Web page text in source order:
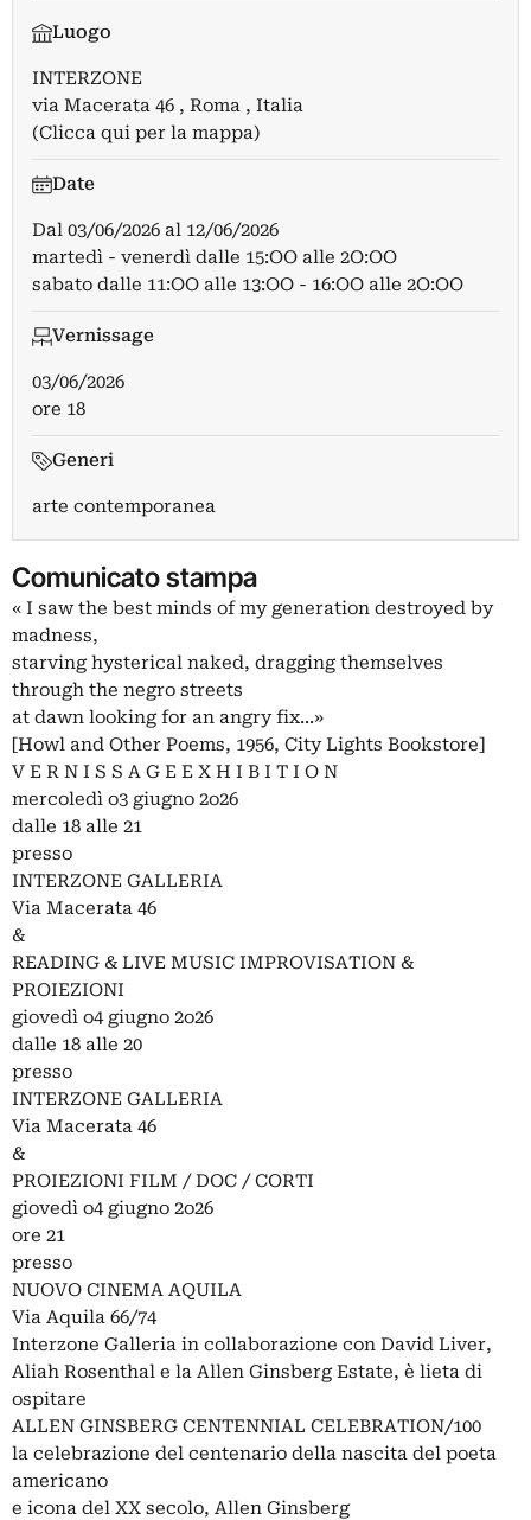
Luogo
INTERZONE
via Macerata 46 , Roma , Italia
(Clicca qui per la mappa)
Date
Dal 03/06/2026 al 12/06/2026
martedì - venerdì dalle 15:OO alle 2O:OO
sabato dalle 11:OO alle 13:OO - 16:OO alle 2O:OO
Vernissage
03/06/2026
ore 18
Generi
arte contemporanea
Comunicato stampa
« I saw the best minds of my generation destroyed by
madness,
starving hysterical naked, dragging themselves
through the negro streets
at dawn looking for an angry fix...»
[Howl and Other Poems, 1956, City Lights Bookstore]
V E R N I S S A G E E X H I B I T I O N
mercoledì o3 giugno 2o26
dalle 18 alle 21
presso
INTERZONE GALLERIA
Via Macerata 46
&
READING & LIVE MUSIC IMPROVISATION &
PROIEZIONI
giovedì o4 giugno 2o26
dalle 18 alle 20
presso
INTERZONE GALLERIA
Via Macerata 46
&
PROIEZIONI FILM / DOC / CORTI
giovedì o4 giugno 2o26
ore 21
presso
NUOVO CINEMA AQUILA
Via Aquila 66/74
Interzone Galleria in collaborazione con David Liver,
Aliah Rosenthal e la Allen Ginsberg Estate, è lieta di
ospitare
ALLEN GINSBERG CENTENNIAL CELEBRATION/100
la celebrazione del centenario della nascita del poeta
americano
e icona del XX secolo, Allen Ginsberg